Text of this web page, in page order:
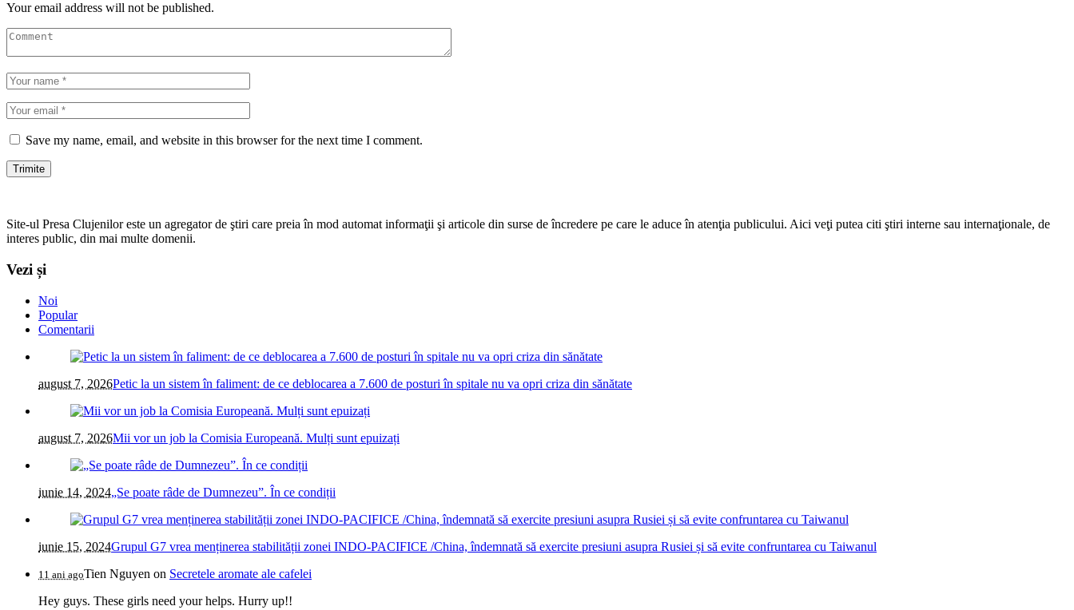
Your email address will not be published.
Save my name, email, and website in this browser for the next time I comment.
Site-ul Presa Clujenilor este un agregator de ştiri care preia în mod automat informaţii şi articole din surse de încredere pe care le aduce în atenţia publicului. Aici veţi putea citi ştiri interne sau internaţionale, de
interes public, din mai multe domenii.
Vezi și
Noi
Popular
Comentarii
august 7, 2026Petic la un sistem în faliment: de ce deblocarea a 7.600 de posturi în spitale nu va opri criza din sănătate
august 7, 2026Mii vor un job la Comisia Europeană. Mulți sunt epuizați
iunie 14, 2024„Se poate râde de Dumnezeu”. În ce condiții
iunie 15, 2024Grupul G7 vrea menținerea stabilității zonei INDO-PACIFICE /China, îndemnată să exercite presiuni asupra Rusiei și să evite confruntarea cu Taiwanul
11 ani agoTien Nguyen on Secretele aromate ale cafelei
Hey guys. These girls need your helps. Hurry up!!